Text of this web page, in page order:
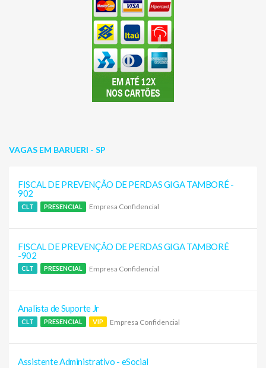
VAGAS EM BARUERI - SP
FISCAL DE PREVENÇÃO DE PERDAS GIGA TAMBORÉ -
902
CLT PRESENCIAL Empresa Confidencial
FISCAL DE PREVENÇÃO DE PERDAS GIGA TAMBORÉ
-902
CLT PRESENCIAL Empresa Confidencial
Analista de Suporte Jr
CLT PRESENCIAL VIP Empresa Confidencial
Assistente Administrativo - eSocial